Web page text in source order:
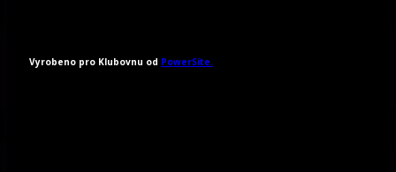
Vyrobeno pro Klubovnu od PowerSite.